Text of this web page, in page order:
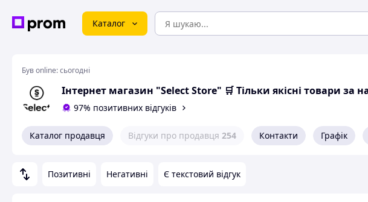
Каталог
Був online:сьогодні
Інтернет магазин "Select Store" 🛒 Тільки якісні товари
97% позитивних відгуків
Каталог продавця Відгуки про продавця 254 Контакти Графік
Позитивні Негативні Є текстовий відгук